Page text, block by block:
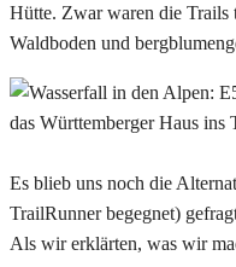
Hütte. Zwar waren die Trails
Waldboden und
das Württemberger Haus ins
Es blieb uns noch die
TrailRunner begegnet)
Als wir erklärten, was wir